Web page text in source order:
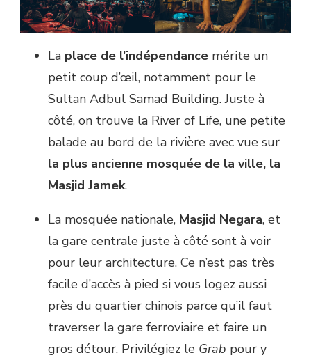
La place de l’indépendance mérite un
petit coup d’œil, notamment pour le
Sultan Adbul Samad Building. Juste à
côté, on trouve la River of Life, une petite
balade au bord de la rivière avec vue sur
la plus ancienne mosquée de la ville, la
Masjid Jamek.
La mosquée nationale, Masjid Negara, et
la gare centrale juste à côté sont à voir
pour leur architecture. Ce n’est pas très
facile d’accès à pied si vous logez aussi
près du quartier chinois parce qu’il faut
traverser la gare ferroviaire et faire un
gros détour. Privilégiez le Grab pour y